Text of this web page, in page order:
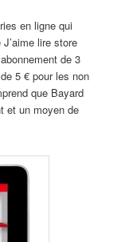
en ligne qui
lire store
de 3
5 € pour les non
que Bayard
et un moyen de